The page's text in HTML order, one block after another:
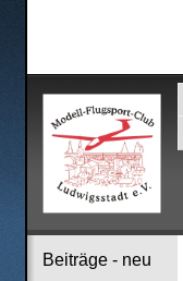
Beiträge - neu